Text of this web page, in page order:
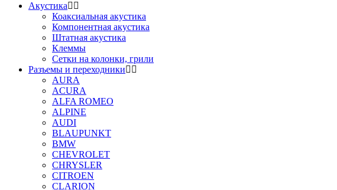
Акустика
Коаксиальная акустика
Компонентная акустика
Штатная акустика
Клеммы
Сетки на колонки, грили
Разъемы и переходники
AURA
ACURA
ALFA ROMEO
ALPINE
AUDI
BLAUPUNKT
BMW
CHEVROLET
CHRYSLER
CITROEN
CLARION